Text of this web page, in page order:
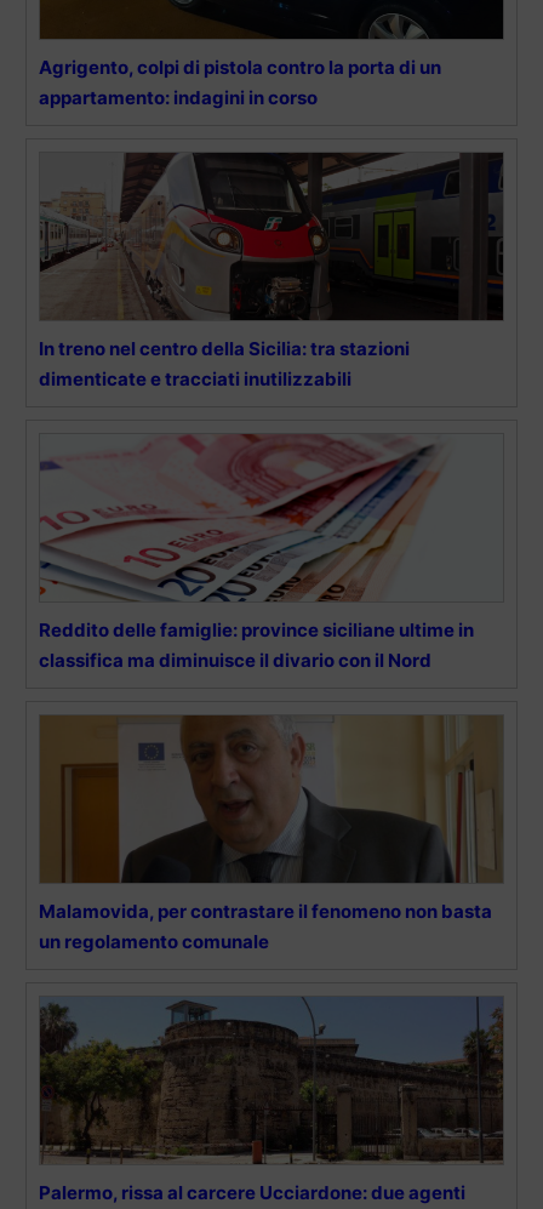
Agrigento, colpi di pistola contro la porta di un
appartamento: indagini in corso
In treno nel centro della Sicilia: tra stazioni
dimenticate e tracciati inutilizzabili
Reddito delle famiglie: province siciliane ultime in
classifica ma diminuisce il divario con il Nord
Malamovida, per contrastare il fenomeno non basta
un regolamento comunale
Palermo, rissa al carcere Ucciardone: due agenti